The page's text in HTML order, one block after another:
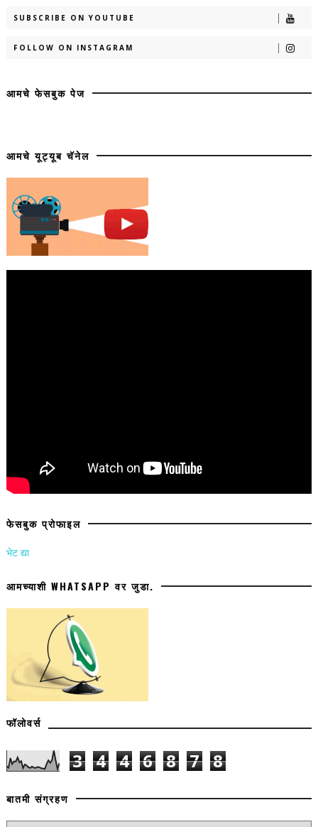
SUBSCRIBE ON YOUTUBE
FOLLOW ON INSTAGRAM
आमचे फेसबुक पेज
आमचे यूट्यूब चॅनेल
फेसबुक प्रोफाइल
भेट द्या
आमच्याशी WHATSAPP वर जुडा.
फॉलोवर्स
3 4 4 6 8 7 8
बातमी संग्रहण